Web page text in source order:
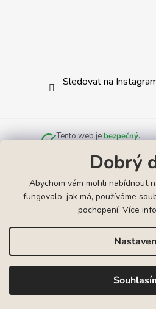
Dobrý
Abychom vám mohli nabídnout
fungovalo, jak má, používáme
pochopení. Více
Sledovat na
Tento web jebezpečný.
Náhrdelníky k narození miminka
Vytvořil
VYRYJTO |
práva